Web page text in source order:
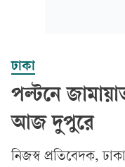
ঢাকা
পল্টনে
আজ দুপুরে
‎নিজস্ব প্রতিবেদক, ঢাকা‎